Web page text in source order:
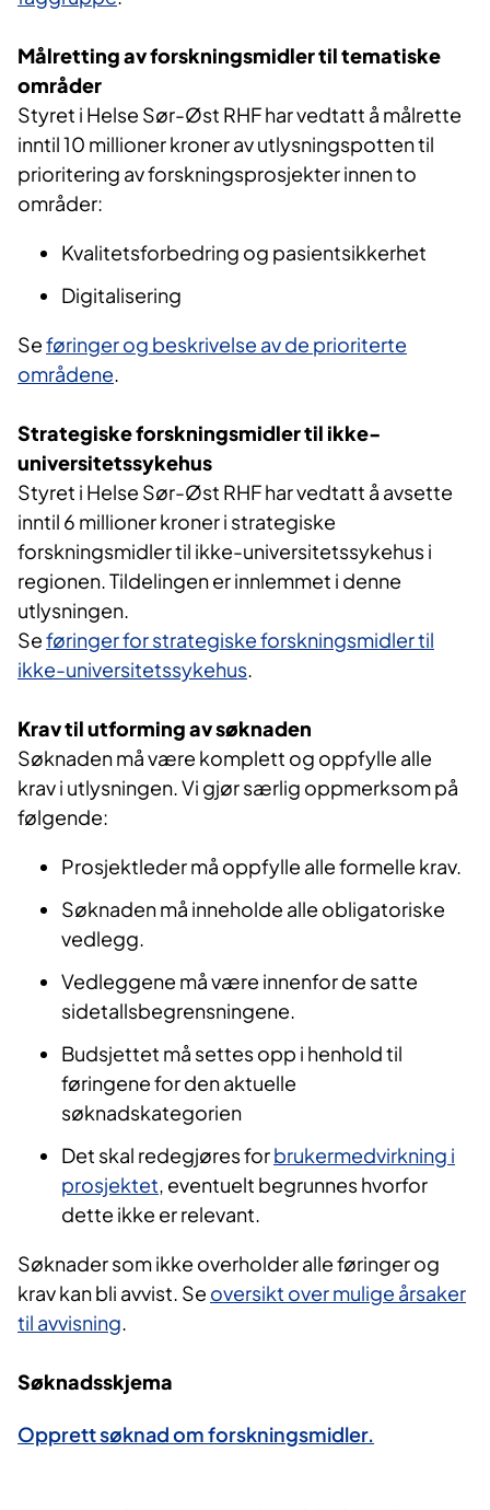
Målretting av forskningsmidler til tematiske
områder
Styret i Helse Sør-Øst RHF har vedtatt å målrette
inntil 10 millioner kroner av utlysningspotten til
prioritering av forskningsprosjekter innen to
områder:
Kvalitetsforbedring og pasientsikkerhet
Digitalisering
Seføringer og beskrivelse av de prioriterte
områdene.
Strategiske forskningsmidler til ikke-
universitetssykehus
Styret i Helse Sør-Øst RHF har vedtatt å avsette
inntil 6 millioner kroner i strategiske
forskningsmidler til ikke-universitetssykehus i
regionen. Tildelingen er innlemmet i denne
utlysningen.
Seføringer for strategiske forskningsmidler til
ikke-universitetssykehus.
Krav til utforming av søknaden
Søknaden må være komplett og oppfylle alle
krav i utlysningen. Vi gjør særlig oppmerksom på
følgende:
Prosjektleder må oppfylle alle formelle krav.
Søknaden må inneholde alle obligatoriske
vedlegg.
Vedleggene må være innenfor de satte
sidetallsbegrensningene.
Budsjettet må settes opp i henhold til
føringene for den aktuelle
søknadskategorien
Det skal redegjøres forbrukermedvirkning i
prosjektet, eventuelt begrunnes hvorfor
dette ikke er relevant.
Søknader som ikke overholder alle føringer og
krav kan bli avvist. Se oversikt over mulige årsaker
til avvisning.
Søknadsskjema
Opprett søknad om forskningsmidler.